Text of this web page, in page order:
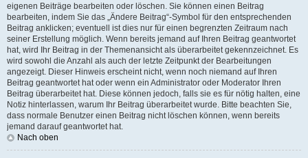
eigenen Beiträge bearbeiten oder löschen. Sie können einen Beitrag
bearbeiten, indem Sie das „Ändere Beitrag“-Symbol für den entsprechenden
Beitrag anklicken; eventuell ist dies nur für einen begrenzten Zeitraum nach
seiner Erstellung möglich. Wenn bereits jemand auf Ihren Beitrag geantwortet
hat, wird Ihr Beitrag in der Themenansicht als überarbeitet gekennzeichnet. Es
wird sowohl die Anzahl als auch der letzte Zeitpunkt der Bearbeitungen
angezeigt. Dieser Hinweis erscheint nicht, wenn noch niemand auf Ihren
Beitrag geantwortet hat oder wenn ein Administrator oder Moderator Ihren
Beitrag überarbeitet hat. Diese können jedoch, falls sie es für nötig halten, eine
Notiz hinterlassen, warum Ihr Beitrag überarbeitet wurde. Bitte beachten Sie,
dass normale Benutzer einen Beitrag nicht löschen können, wenn bereits
jemand darauf geantwortet hat.
Nach oben